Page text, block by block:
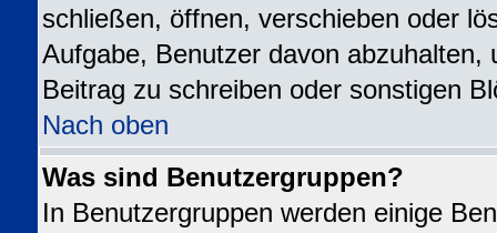
schließen, öffnen, verschieben oder
Aufgabe, Benutzer davon abzuhalten,
Beitrag zu schreiben oder sonstigen
Nach oben
Was sind Benutzergruppen?
In Benutzergruppen werden einige